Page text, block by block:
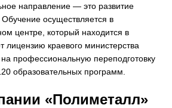
направление — это развитие
осуществляется в
центре, который находится в
лицензию краевого министерства
профессиональную переподготовку
образовательных программ.
«Полиметалл»